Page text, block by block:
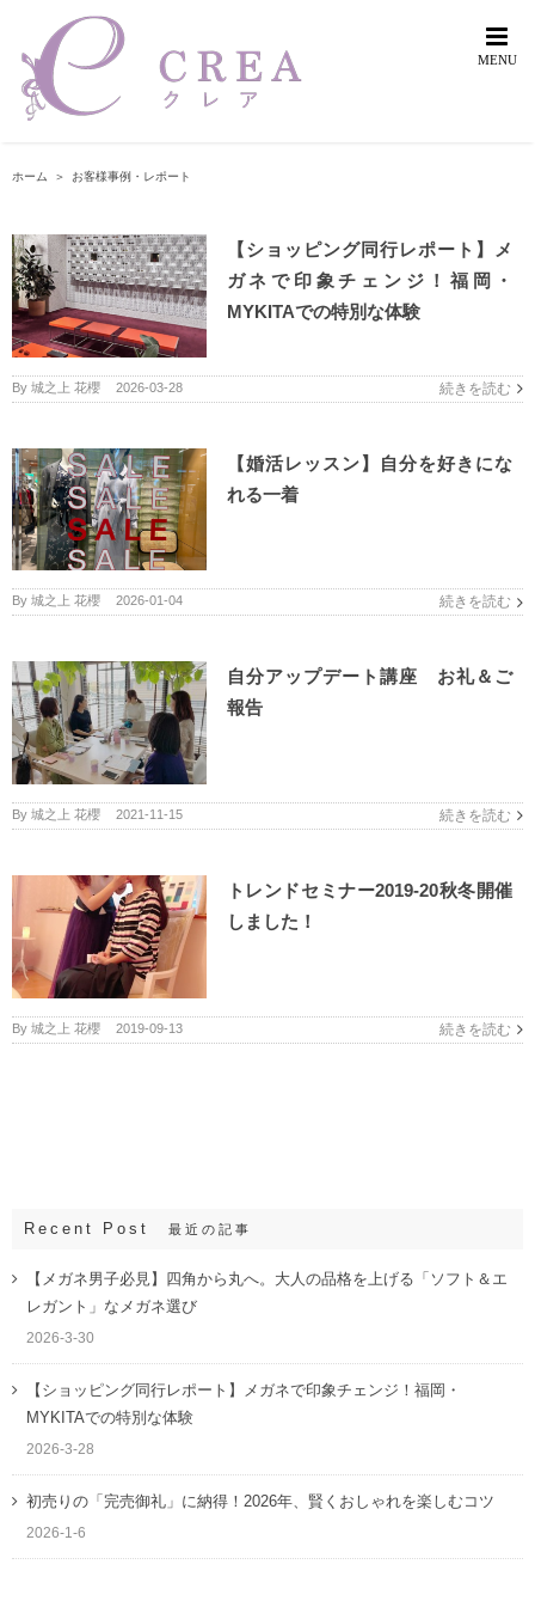
content
ホーム ＞ お客様事例・レポート
【ショッピング同行レポート】メ
ガネで印象チェンジ！福岡・
MYKITAでの特別な体験
By 城之上 花櫻 2026-03-28 続きを読む
【婚活レッスン】自分を好きにな
れる一着
By 城之上 花櫻 2026-01-04 続きを読む
自分アップデート講座 お礼＆ご
報告
By 城之上 花櫻 2021-11-15 続きを読む
トレンドセミナー2019-20秋冬開催
しました！
By 城之上 花櫻 2019-09-13 続きを読む
Recent Post 最近の記事
【メガネ男子必見】四角から丸へ。大人の品格を上げる「ソフト＆エ
レガント」なメガネ選び
2026-3-30
【ショッピング同行レポート】メガネで印象チェンジ！福岡・
MYKITAでの特別な体験
2026-3-28
初売りの「完売御礼」に納得！2026年、賢くおしゃれを楽しむコツ
2026-1-6